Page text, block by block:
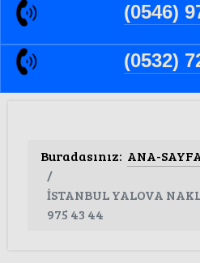
(0546)
(0532)
Buradasınız: ANA-
İSTANBUL YALOVA
975 43 44